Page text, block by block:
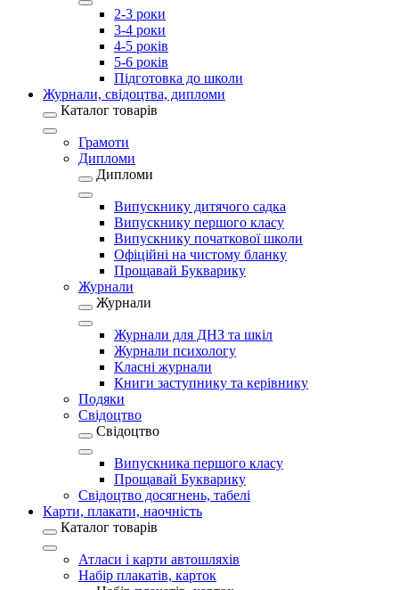
2-3 роки
3-4 роки
4-5 років
5-6 років
Підготовка до школи
Журнали, свідоцтва, дипломи
Каталог товарів
Грамоти
Дипломи
Дипломи
Випускнику дитячого садка
Випускнику першого класу
Випускнику початкової школи
Офіційні на чистому бланку
Прощавай Букварику
Журнали
Журнали
Журнали для ДНЗ та шкіл
Журнали психологу
Класні журнали
Книги заступнику та керівнику
Подяки
Свідоцтво
Свідоцтво
Випускника першого класу
Прощавай Букварику
Свідоцтво досягнень, табелі
Карти, плакати, наочність
Каталог товарів
Атласи і карти автошляхів
Набір плакатів, карток